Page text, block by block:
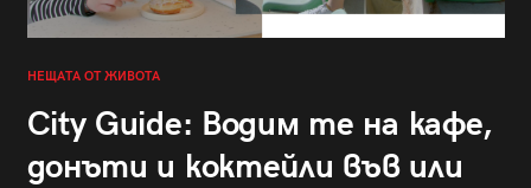
НЕЩАТА ОТ ЖИВОТА
City Guide: Водим те на кафе,
донъти и коктейли във или